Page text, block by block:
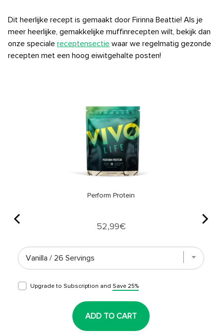
Dit heerlijke recept is gemaakt door Firinna Beattie! Als je
meer heerlijke, gemakkelijke muffinrecepten wilt, bekijk dan
onze speciale receptensectie waar we regelmatig gezonde
recepten met een hoog eiwitgehalte posten!
Perform Protein
Price
52,99€
Upgrade to Subscription and Save 25%
ADD TO CART